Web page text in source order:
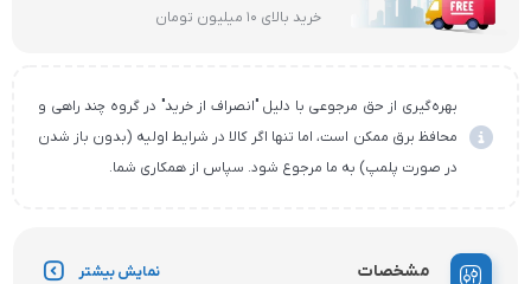
خرید بالای ۱۰ میلیون تومان
بهره‌گیری از حق مرجوعی با دلیل "انصراف از خرید" در گروه چند راهی و
محافظ برق ممکن است، اما تنها اگر کالا در شرایط اولیه (بدون باز شدن
در صورت پلمپ) به ما مرجوع شود. سپاس از همکاری شما.
مشخصات نمایش بیشتر